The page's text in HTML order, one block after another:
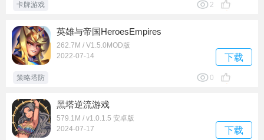
卡牌游戏 2
英雄与帝国HeroesEmpires
262.7M / V1.5.0MOD版
2022-07-14
下载
策略塔防 0
黑塔逆流游戏
579.1M / v1.0.1.5 安卓版
2024-07-17
下载